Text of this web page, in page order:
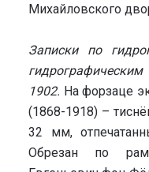
Михайловского
Записки по
1902. На форзаце
(1868-1918) –
32 мм,
Обрезан по